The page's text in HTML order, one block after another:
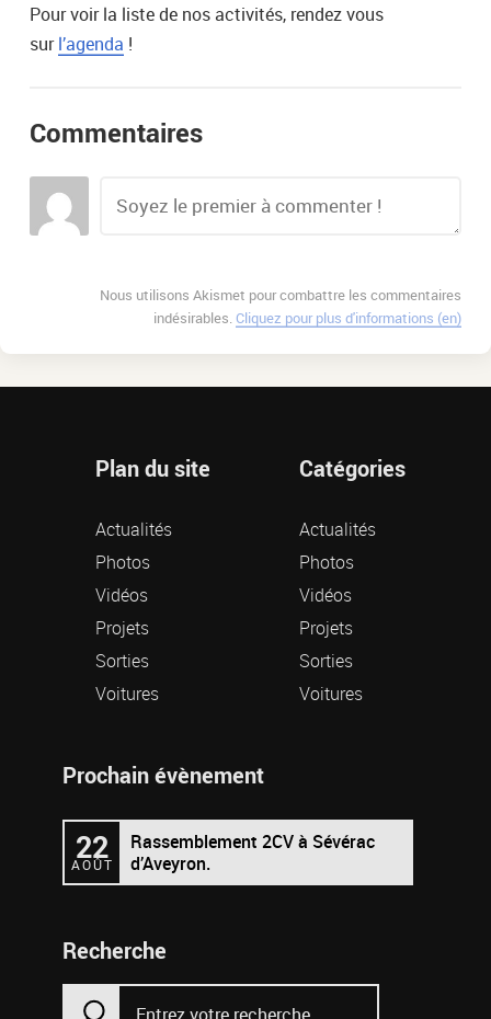
Pour voir la liste de nos activités, rendez vous
surl’agenda !
Commentaires
Nous utilisons Akismet pour combattre les commentaires
indésirables.Cliquez pour plus d'informations (en)
Plan du site
Actualités
Photos
Vidéos
Projets
Sorties
Voitures
Catégories
Actualités
Photos
Vidéos
Projets
Sorties
Voitures
Prochain évènement
22
AOÛT
Rassemblement 2CV à Sévérac
d’Aveyron.
Recherche